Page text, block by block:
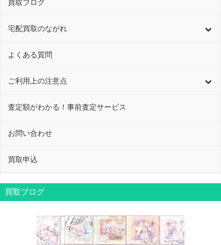
買取ブログ
宅配買取のながれ
よくある質問
ご利用上の注意点
査定額がわかる！事前査定サービス
お問い合わせ
買取申込
買取ブログ